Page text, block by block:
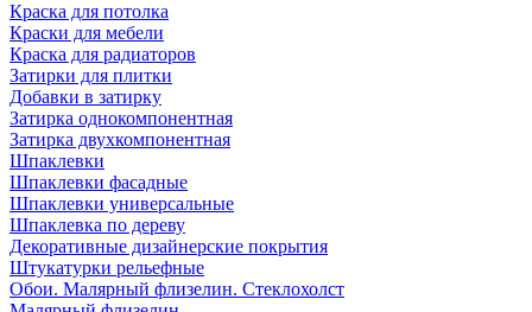
Краска для потолка
Краски для мебели
Краска для радиаторов
Затирки для плитки
Добавки в затирку
Затирка однокомпонентная
Затирка двухкомпонентная
Шпаклевки
Шпаклевки фасадные
Шпаклевки универсальные
Шпаклевка по дереву
Декоративные дизайнерские покрытия
Штукатурки рельефные
Обои. Малярный флизелин. Стеклохолст